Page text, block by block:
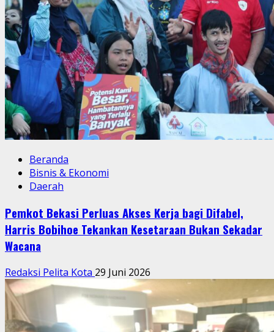
Beranda
Bisnis & Ekonomi
Daerah
Pemkot Bekasi Perluas Akses Kerja bagi Difabel,
Harris Bobihoe Tekankan Kesetaraan Bukan Sekadar
Wacana
Redaksi Pelita Kota 29 Juni 2026